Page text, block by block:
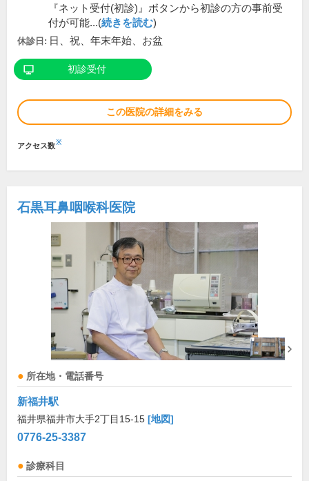
『ネット受付(初診)』ボタンから初診の方の事前受
付が可能...(続きを読む)
休診日: 日、祝、年末年始、お盆
初診受付
この医院の詳細をみる
アクセス数※
石黒耳鼻咽喉科医院
所在地・電話番号
新福井駅
福井県福井市大手2丁目15-15 [地図]
0776-25-3387
診療科目